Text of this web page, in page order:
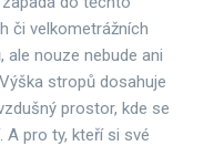
či velkometrážních
nouze nebude ani
stropů dosahuje
prostor, kde se
pro ty, kteří si své